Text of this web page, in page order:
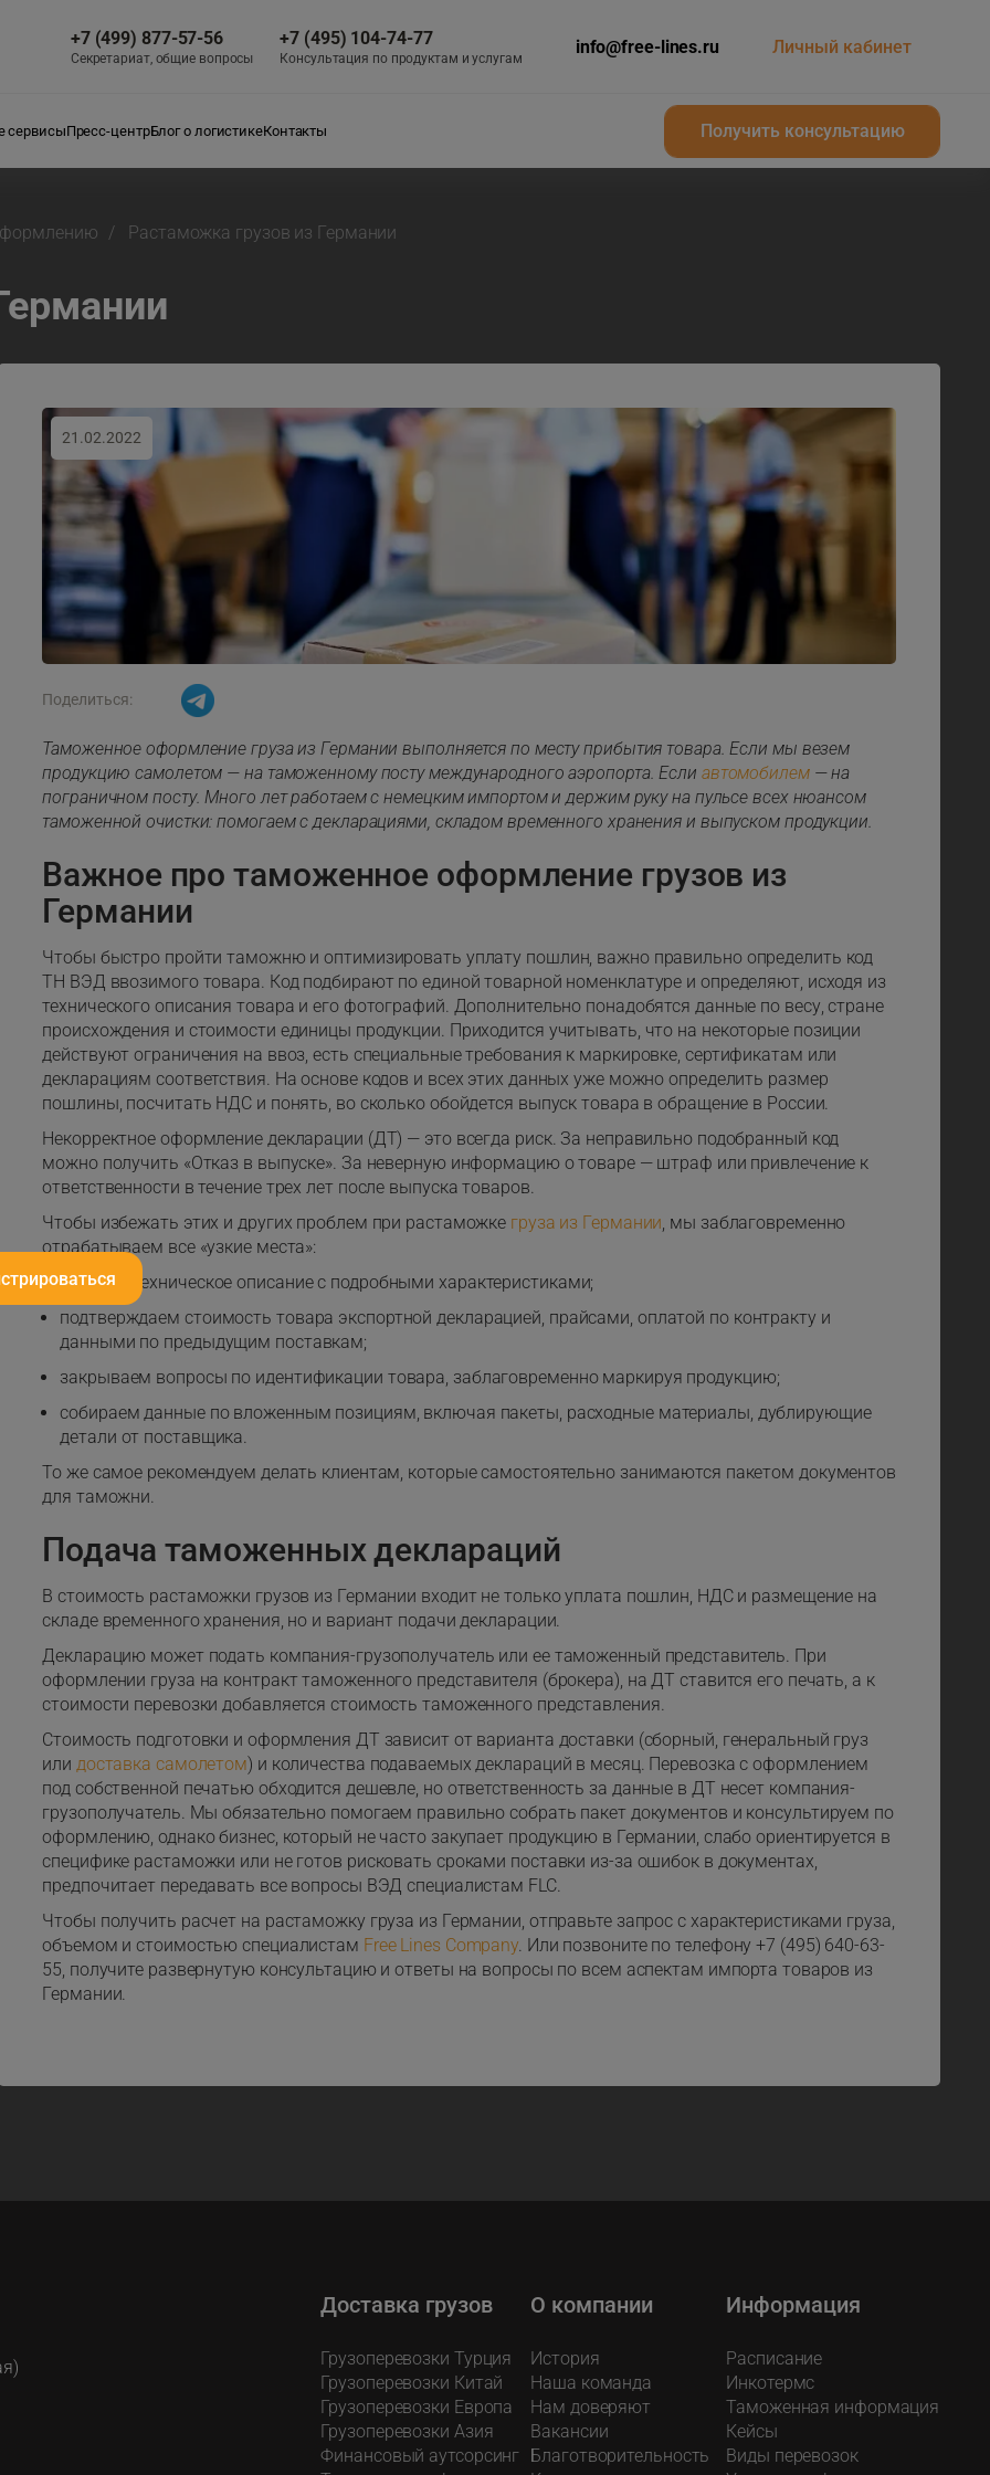
+7 (499) 877-57-56
Секретариат, общие вопросы
+7 (495) 104-74-77
Консультация по продуктам и услугам
info@free-lines.ru Личный кабинет
сервисыПресс-центрБлог о логистикеКонтакты Получить консультацию
Получить консультацию
Растаможка грузов из Германии
21.02.2022
Поделиться:
Таможенное оформление груза из Германии выполняется по месту прибытия товара. Если мы везем
продукцию самолетом — на таможенному посту международного аэропорта. Если автомобилем— на
пограничном посту. Много лет работаем с немецким импортом и держим руку на пульсе всех нюансом
таможенной очистки: помогаем с декларациями, складом временного хранения и выпуском продукции.
Важное про таможенное оформление грузов из
Германии
Чтобы быстро пройти таможню и оптимизировать уплату пошлин, важно правильно определить код
ТН ВЭД ввозимого товара. Код подбирают по единой товарной номенклатуре и определяют, исходя из
технического описания товара и его фотографий. Дополнительно понадобятся данные по весу, стране
происхождения и стоимости единицы продукции. Приходится учитывать, что на некоторые позиции
действуют ограничения на ввоз, есть специальные требования к маркировке, сертификатам или
декларациям соответствия. На основе кодов и всех этих данных уже можно определить размер
пошлины, посчитать НДС и понять, во сколько обойдется выпуск товара в обращение в России.
Некорректное оформление декларации (ДТ) — это всегда риск. За неправильно подобранный код
можно получить «Отказ в выпуске». За неверную информацию о товаре — штраф или привлечение к
ответственности в течение трех лет после выпуска товаров.
Чтобы избежать этих и других проблем при растаможке груза из Германии, мы заблаговременно
отрабатываем все «узкие места»:
готовим техническое описание с подробными характеристиками;
подтверждаем стоимость товара экспортной декларацией, прайсами, оплатой по контракту и
данными по предыдущим поставкам;
закрываем вопросы по идентификации товара, заблаговременно маркируя продукцию;
собираем данные по вложенным позициям, включая пакеты, расходные материалы, дублирующие
детали от поставщика.
То же самое рекомендуем делать клиентам, которые самостоятельно занимаются пакетом документов
для таможни.
Подача таможенных деклараций
В стоимость растаможки грузов из Германии входит не только уплата пошлин, НДС и размещение на
складе временного хранения, но и вариант подачи декларации.
Декларацию может подать компания-грузополучатель или ее таможенный представитель. При
оформлении груза на контракт таможенного представителя (брокера), на ДТ ставится его печать, а к
стоимости перевозки добавляется стоимость таможенного представления.
Стоимость подготовки и оформления ДТ зависит от варианта доставки (сборный, генеральный груз
или доставка самолетом) и количества подаваемых деклараций в месяц. Перевозка с оформлением
под собственной печатью обходится дешевле, но ответственность за данные в ДТ несет компания-
грузополучатель. Мы обязательно помогаем правильно собрать пакет документов и консультируем по
оформлению, однако бизнес, который не часто закупает продукцию в Германии, слабо ориентируется в
специфике растаможки или не готов рисковать сроками поставки из-за ошибок в документах,
предпочитает передавать все вопросы ВЭД специалистам FLC.
Чтобы получить расчет на растаможку груза из Германии, отправьте запрос с характеристиками груза,
объемом и стоимостью специалистам Free Lines Company. Или позвоните по телефону +7 (495) 640-63-
55, получите развернутую консультацию и ответы на вопросы по всем аспектам импорта товаров из
Германии.
Доставка грузов
Грузоперевозки Турция
Грузоперевозки Китай
Грузоперевозки Европа
Грузоперевозки Азия
Финансовый аутсорсинг
О компании
История
Наша команда
Нам доверяют
Вакансии
Благотворительность
Информация
Расписание
Инкотермс
Таможенная информация
Кейсы
Виды перевозок